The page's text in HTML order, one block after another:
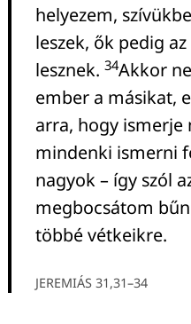
helyezem,
leszek, ők pedig
lesznek. 34Akkor
ember a másikat,
arra, hogy ismerje
mindenki ismerni
nagyok – így szól
megbocsátom
többé vétkeikre.
JEREMIÁS 31,31–34